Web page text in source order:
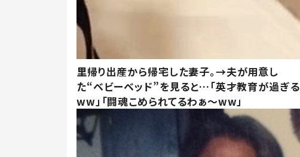
里帰り出産から帰宅した妻子。→夫が用意し
た“ベビーベッド”を見ると…「英才教育が過ぎる
ww」「闘魂こめられてるわぁ～ww」